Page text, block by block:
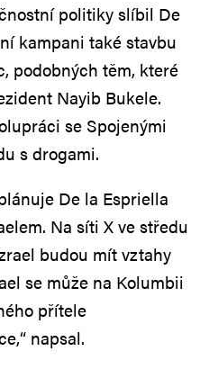
politiky slíbil De
kampani také stavbu
podobných těm, které
Nayib Bukele.
se Spojenými
s drogami.
De la Espriella
Na síti X ve středu
budou mít vztahy
se může na Kolumbii
přítele
napsal.